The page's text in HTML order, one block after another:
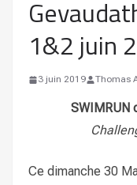
1&2 juin
3 juin 2019 Thomas
SWIMRUN
Ce dimanche 30